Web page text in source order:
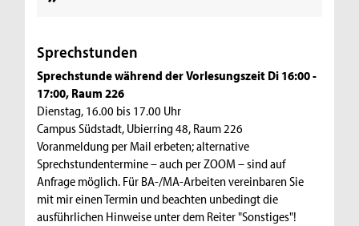
Sprechstunden
Sprechstunde während der Vorlesungszeit Di 16:00 -
17:00, Raum 226
Dienstag, 16.00 bis 17.00 Uhr
Campus Südstadt, Ubierring 48, Raum 226
Voranmeldung per Mail erbeten; alternative
Sprechstundentermine – auch per ZOOM – sind auf
Anfrage möglich. Für BA-/MA-Arbeiten vereinbaren Sie
mit mir einen Termin und beachten unbedingt die
ausführlichen Hinweise unter dem Reiter "Sonstiges"!